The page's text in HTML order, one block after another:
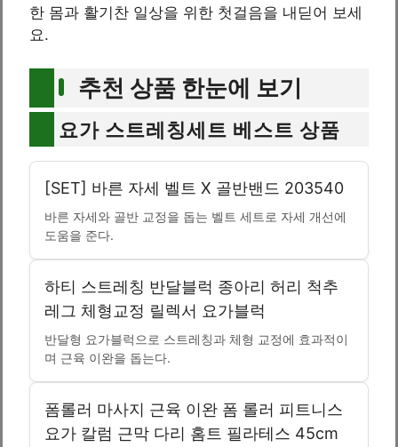
한 몸과 활기찬 일상을 위한 첫걸음을 내딛어 보세
요.
추천 상품 한눈에 보기
요가 스트레칭세트 베스트 상품
[SET] 바른 자세 벨트 X 골반밴드 203540
바른 자세와 골반 교정을 돕는 벨트 세트로 자세 개선에
도움을 준다.
하티 스트레칭 반달블럭 종아리 허리 척추
레그 체형교정 릴렉서 요가블럭
반달형 요가블럭으로 스트레칭과 체형 교정에 효과적이
며 근육 이완을 돕는다.
폼롤러 마사지 근육 이완 폼 롤러 피트니스
요가 칼럼 근막 다리 홈트 필라테스 45cm